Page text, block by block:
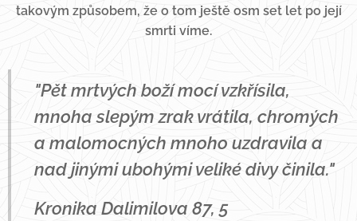
takovým způsobem, že o tom ještě osm set let po její
smrti víme.
"Pět mrtvých boží mocí vzkřísila,
mnoha slepým zrak vrátila, chromých
a malomocných mnoho uzdravila a
nad jinými ubohými veliké divy činila."
Kronika Dalimilova 87, 5